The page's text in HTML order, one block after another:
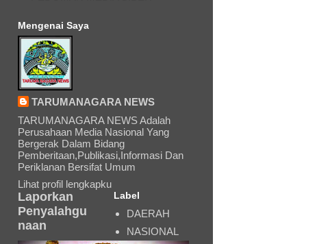
Mengenai Saya
TARUMANAGARA NEWS
TARUMANAGARA NEWS Adalah
Perusahaan Media Nasional Yang
Bergerak Dalam Bidang
Pemberitaan,Publikasi,Informasi Dan
Periklanan Bersifat Umum
Lihat profil lengkapku
Laporkan
Penyalahgu
naan
Label
DAERAH
NASIONAL